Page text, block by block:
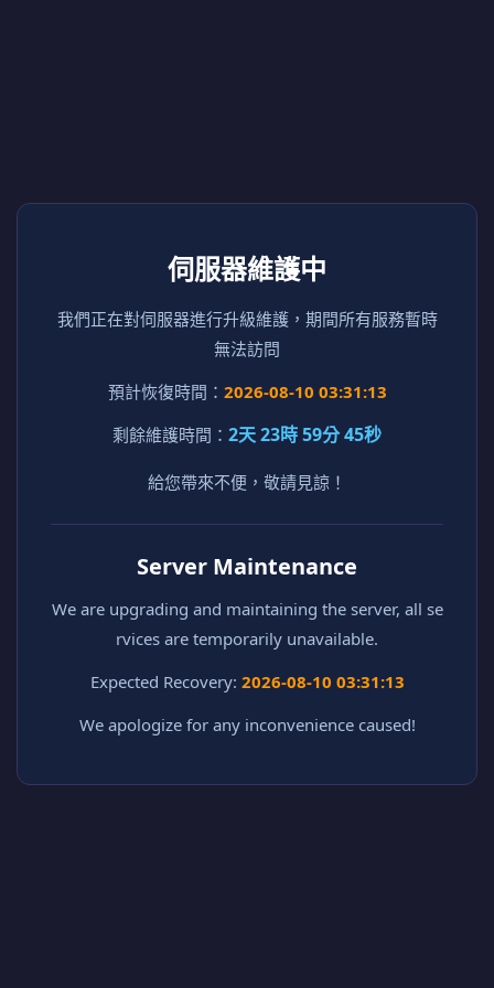
伺服器維護中
我們正在對伺服器進行升級維護，期間所有服務暫時
無法訪問
預計恢復時間： 2026-08-10 03:31:13
剩餘維護時間： 2天 23時 59分 45秒
給您帶來不便，敬請見諒！
Server Maintenance
We are upgrading and maintaining the server, all se
rvices are temporarily unavailable.
Expected Recovery: 2026-08-10 03:31:13
We apologize for any inconvenience caused!